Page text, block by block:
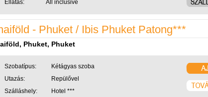
Ellátás:
All inclusive
- Phuket / Ibis Phuket Patong***
Phuket, Phuket
Szobatípus:
Kétágyas szoba
Utazás:
Repülővel
Szálláshely:
Hotel ***